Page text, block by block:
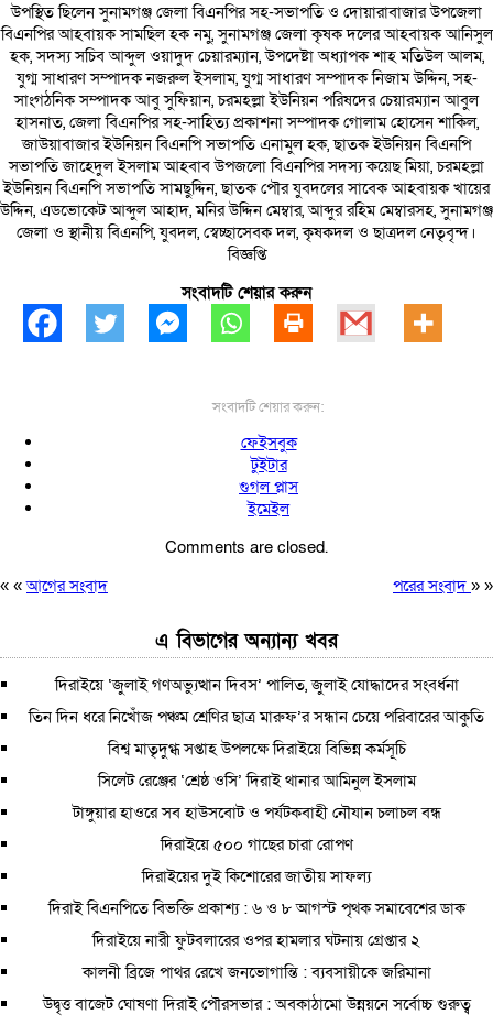
উপস্থিত ছিলেন সুনামগঞ্জ জেলা বিএনপির সহ-সভাপতি ও দোয়ারাবাজার উপজেলা
বিএনপির আহবায়ক সামছিল হক নমু, সুনামগঞ্জ জেলা কৃষক দলের আহবায়ক আনিসুল
হক, সদস্য সচিব আব্দুল ওয়াদুদ চেয়ারম্যান, উপদেষ্টা অধ্যাপক শাহ মতিউল আলম,
যুগ্ম সাধারণ সম্পাদক নজরুল ইসলাম, যুগ্ম সাধারণ সম্পাদক নিজাম উদ্দিন, সহ-
সাংগঠনিক সম্পাদক আবু সুফিয়ান, চরমহল্লা ইউনিয়ন পরিষদের চেয়ারম্যান আবুল
হাসনাত, জেলা বিএনপির সহ-সাহিত্য প্রকাশনা সম্পাদক গোলাম হোসেন শাকিল,
জাউয়াবাজার ইউনিয়ন বিএনপি সভাপতি এনামুল হক, ছাতক ইউনিয়ন বিএনপি
সভাপতি জাহেদুল ইসলাম আহবাব উপজলো বিএনপির সদস্য কয়েছ মিয়া, চরমহল্লা
ইউনিয়ন বিএনপি সভাপতি সামছুদ্দিন, ছাতক পৌর যুবদলের সাবেক আহবায়ক খায়ের
উদ্দিন, এডভোকেট আব্দুল আহাদ, মনির উদ্দিন মেম্বার, আব্দুর রহিম মেম্বারসহ, সুনামগঞ্জ
জেলা ও স্থানীয় বিএনপি, যুবদল, স্বেচ্ছাসেবক দল, কৃষকদল ও ছাত্রদল নেতৃবৃন্দ।
বিজ্ঞপ্তি
সংবাদটি শেয়ার করুন
সংবাদটি শেয়ার করুন:
ফেইসবুক
টুইটার
গুগল প্লাস
ইমেইল
Comments are closed.
« «আগের সংবাদ পরের সংবাদ » »
এ বিভাগের অন্যান্য খবর
দিরাইয়ে ‘জুলাই গণঅভ্যুত্থান দিবস’ পালিত, জুলাই যোদ্ধাদের সংবর্ধনা
তিন দিন ধরে নিখোঁজ পঞ্চম শ্রেণির ছাত্র মারুফ’র সন্ধান চেয়ে পরিবারের আকুতি
বিশ্ব মাতৃদুগ্ধ সপ্তাহ উপলক্ষে দিরাইয়ে বিভিন্ন কর্মসূচি
সিলেট রেঞ্জের ‘শ্রেষ্ঠ ওসি’ দিরাই থানার আমিনুল ইসলাম
টাঙ্গুয়ার হাওরে সব হাউসবোট ও পর্যটকবাহী নৌযান চলাচল বন্ধ
দিরাইয়ে ৫০০ গাছের চারা রোপণ
দিরাইয়ের দুই কিশোরের জাতীয় সাফল্য
দিরাই বিএনপিতে বিভক্তি প্রকাশ্য : ৬ ও ৮ আগস্ট পৃথক সমাবেশের ডাক
দিরাইয়ে নারী ফুটবলারের ওপর হামলার ঘটনায় গ্রেপ্তার ২
কালনী ব্রিজে পাথর রেখে জনভোগান্তি : ব্যবসায়ীকে জরিমানা
উদ্বৃত্ত বাজেট ঘোষণা দিরাই পৌরসভার : অবকাঠামো উন্নয়নে সর্বোচ্চ গুরুত্ব